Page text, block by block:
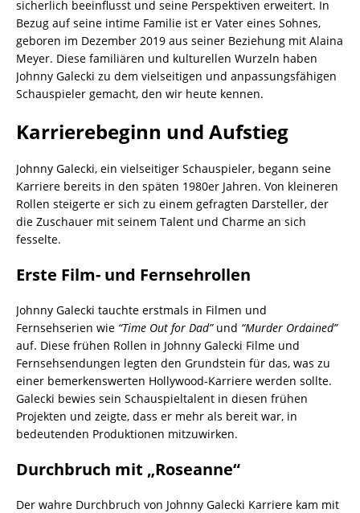
sicherlich beeinflusst und seine Perspektiven erweitert. In
Bezug auf seine intime Familie ist er Vater eines Sohnes,
geboren im Dezember 2019 aus seiner Beziehung mit Alaina
Meyer. Diese familiären und kulturellen Wurzeln haben
Johnny Galecki zu dem vielseitigen und anpassungsfähigen
Schauspieler gemacht, den wir heute kennen.
Karrierebeginn und Aufstieg
Johnny Galecki, ein vielseitiger Schauspieler, begann seine
Karriere bereits in den späten 1980er Jahren. Von kleineren
Rollen steigerte er sich zu einem gefragten Darsteller, der
die Zuschauer mit seinem Talent und Charme an sich
fesselte.
Erste Film- und Fernsehrollen
Johnny Galecki tauchte erstmals in Filmen und
Fernsehserien wie “Time Out for Dad”und “Murder Ordained”
auf. Diese frühen Rollen in Johnny Galecki Filme und
Fernsehsendungen legten den Grundstein für das, was zu
einer bemerkenswerten Hollywood-Karriere werden sollte.
Galecki bewies sein Schauspieltalent in diesen frühen
Projekten und zeigte, dass er mehr als bereit war, in
bedeutenden Produktionen mitzuwirken.
Durchbruch mit „Roseanne“
Der wahre Durchbruch von Johnny Galecki Karriere kam mit